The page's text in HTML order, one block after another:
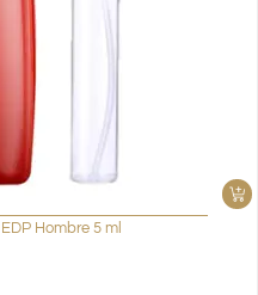
Hombre 5 ml